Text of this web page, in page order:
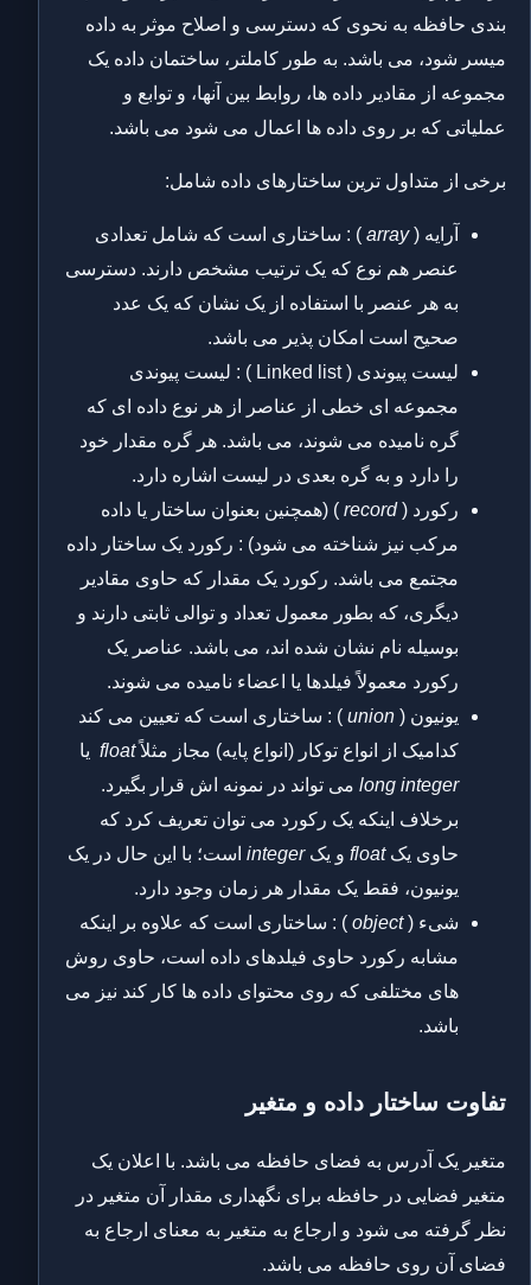
بندی حافظه به نحوی که دسترسی و اصلاح موثر به داده
میسر شود، می باشد. به طور کاملتر، ساختمان داده یک
مجموعه از مقادیر داده ها، روابط بین آنها، و توابع و
عملیاتی که بر روی داده ها اعمال می شود می باشد.
برخی از متداول ترین ساختارهای داده شامل:
آرایه (array ) : ساختاری است که شامل تعدادی
عنصر هم نوع که یک ترتیب مشخص دارند. دسترسی
به هر عنصر با استفاده از یک نشان که یک عدد
صحیح است امکان پذیر می باشد.
لیست پیوندی ( Linked list ) : لیست پیوندی
مجموعه ای خطی از عناصر از هر نوع داده ای که
گره نامیده می شوند، می باشد. هر گره مقدار خود
را دارد و به گره بعدی در لیست اشاره دارد.
رکورد (record ) (همچنین بعنوان ساختار یا داده
مرکب نیز شناخته می شود) : رکورد یک ساختار داده
مجتمع می باشد. رکورد یک مقدار که حاوی مقادیر
دیگری، که بطور معمول تعداد و توالی ثابتی دارند و
بوسیله نام نشان شده اند، می باشد. عناصر یک
رکورد معمولاً فیلدها یا اعضاء نامیده می شوند.
یونیون ( union ) : ساختاری است که تعیین می کند
کدامیک از انواع توکار (انواع پایه) مجاز مثلاًfloat یا
long integer می تواند در نمونه اش قرار بگیرد.
برخلاف اینکه یک رکورد می توان تعریف کرد که
حاوی یکfloat و یکinteger است؛ با این حال در یک
یونیون، فقط یک مقدار هر زمان وجود دارد.
شیء (object ) : ساختاری است که علاوه بر اینکه
مشابه رکورد حاوی فیلدهای داده است، حاوی روش
های مختلفی که روی محتوای داده ها کار کند نیز می
باشد.
تفاوت ساختار داده و متغیر
متغیر یک آدرس به فضای حافظه می باشد. با اعلان یک
متغیر فضایی در حافظه برای نگهداری مقدار آن متغیر در
نظر گرفته می شود و ارجاع به متغیر به معنای ارجاع به
فضای آن روی حافظه می باشد.